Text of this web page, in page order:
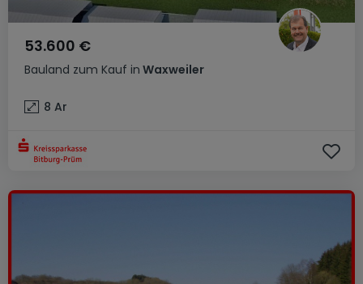
Bauland zum Kauf in Waxweiler
53.600 €
8 Ar